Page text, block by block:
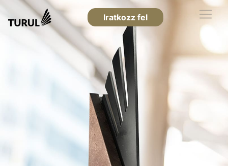
Iratkozz fel